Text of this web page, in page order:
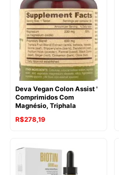
Deva Vegan Colon Assist '
Comprimidos Com
Magnésio, Triphala
R$278,19